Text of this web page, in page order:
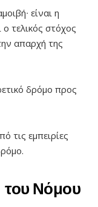
είναι η
τελικός στόχος
απαρχή της
δρόμο προς
τις εμπειρίες
του Νόμου